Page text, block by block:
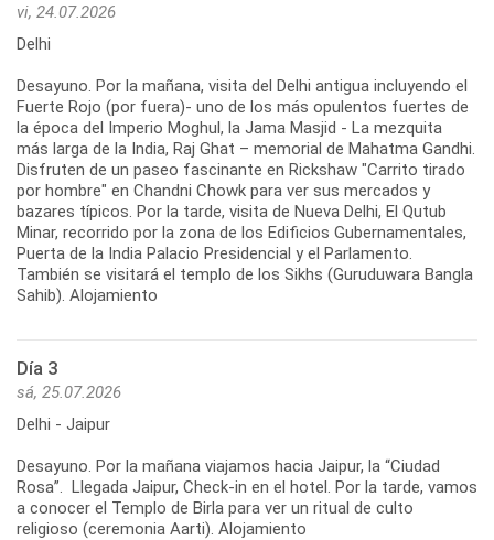
vi, 24.07.2026
Delhi
Desayuno. Por la mañana, visita del Delhi antigua incluyendo el
Fuerte Rojo (por fuera)- uno de los más opulentos fuertes de
la época del Imperio Moghul, la Jama Masjid - La mezquita
más larga de la India, Raj Ghat – memorial de Mahatma Gandhi.
Disfruten de un paseo fascinante en Rickshaw "Carrito tirado
por hombre" en Chandni Chowk para ver sus mercados y
bazares típicos. Por la tarde, visita de Nueva Delhi, El Qutub
Minar, recorrido por la zona de los Edificios Gubernamentales,
Puerta de la India Palacio Presidencial y el Parlamento.
También se visitará el templo de los Sikhs (Guruduwara Bangla
Sahib). Alojamiento
Día 3
sá, 25.07.2026
Delhi - Jaipur
Desayuno. Por la mañana viajamos hacia Jaipur, la “Ciudad
Rosa”. Llegada Jaipur, Check-in en el hotel. Por la tarde, vamos
a conocer el Templo de Birla para ver un ritual de culto
religioso (ceremonia Aarti). Alojamiento